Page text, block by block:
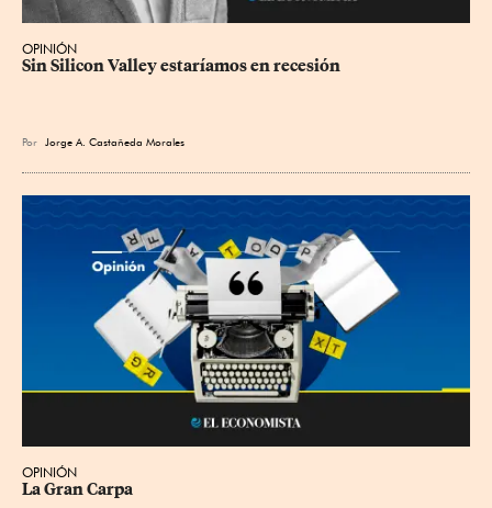
OPINIÓN
Sin Silicon Valley estaríamos en recesión
Por Jorge A. Castañeda Morales
OPINIÓN
La Gran Carpa